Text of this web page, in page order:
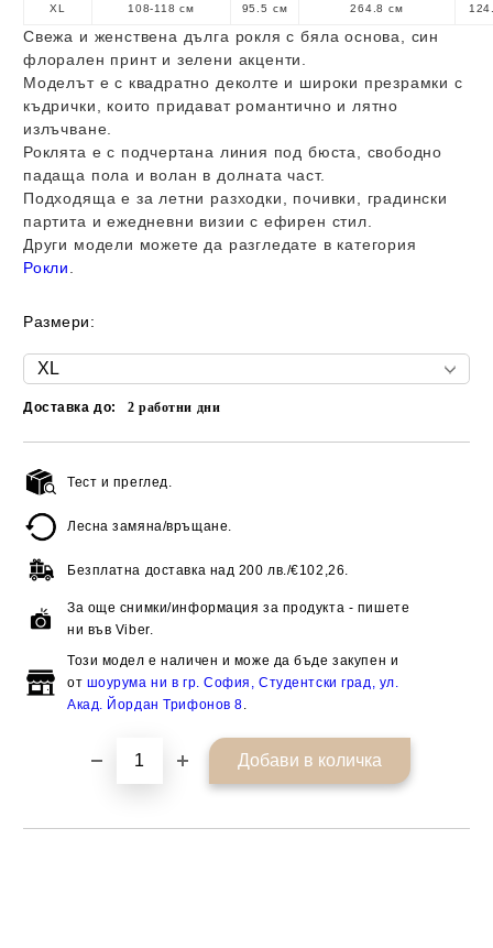
XL 108-118 см 95.5 см 264.8 см
Свежа и женствена дълга рокля с бяла основа, син
флорален принт и зелени акценти.
Моделът е с квадратно деколте и широки презрамки с
къдрички, които придават романтично и лятно
излъчване.
Роклята е с подчертана линия под бюста, свободно
падаща пола и волан в долната част.
Подходяща е за летни разходки, почивки, градински
партита и ежедневни визии с ефирен стил.
Други модели можете да разгледате в категория
Рокли
Размери:
Доставка до: 2работни дни
Тест и преглед.
Лесна замяна/връщане.
Безплатна доставка над 200 лв./€102,26.
За още снимки/информация за продукта - пишете
ни във Viber.
Този модел е наличен и може да бъде закупен и
от шоурума ни в гр. София, Студентски град, ул.
Акад. Йордан Трифонов 8